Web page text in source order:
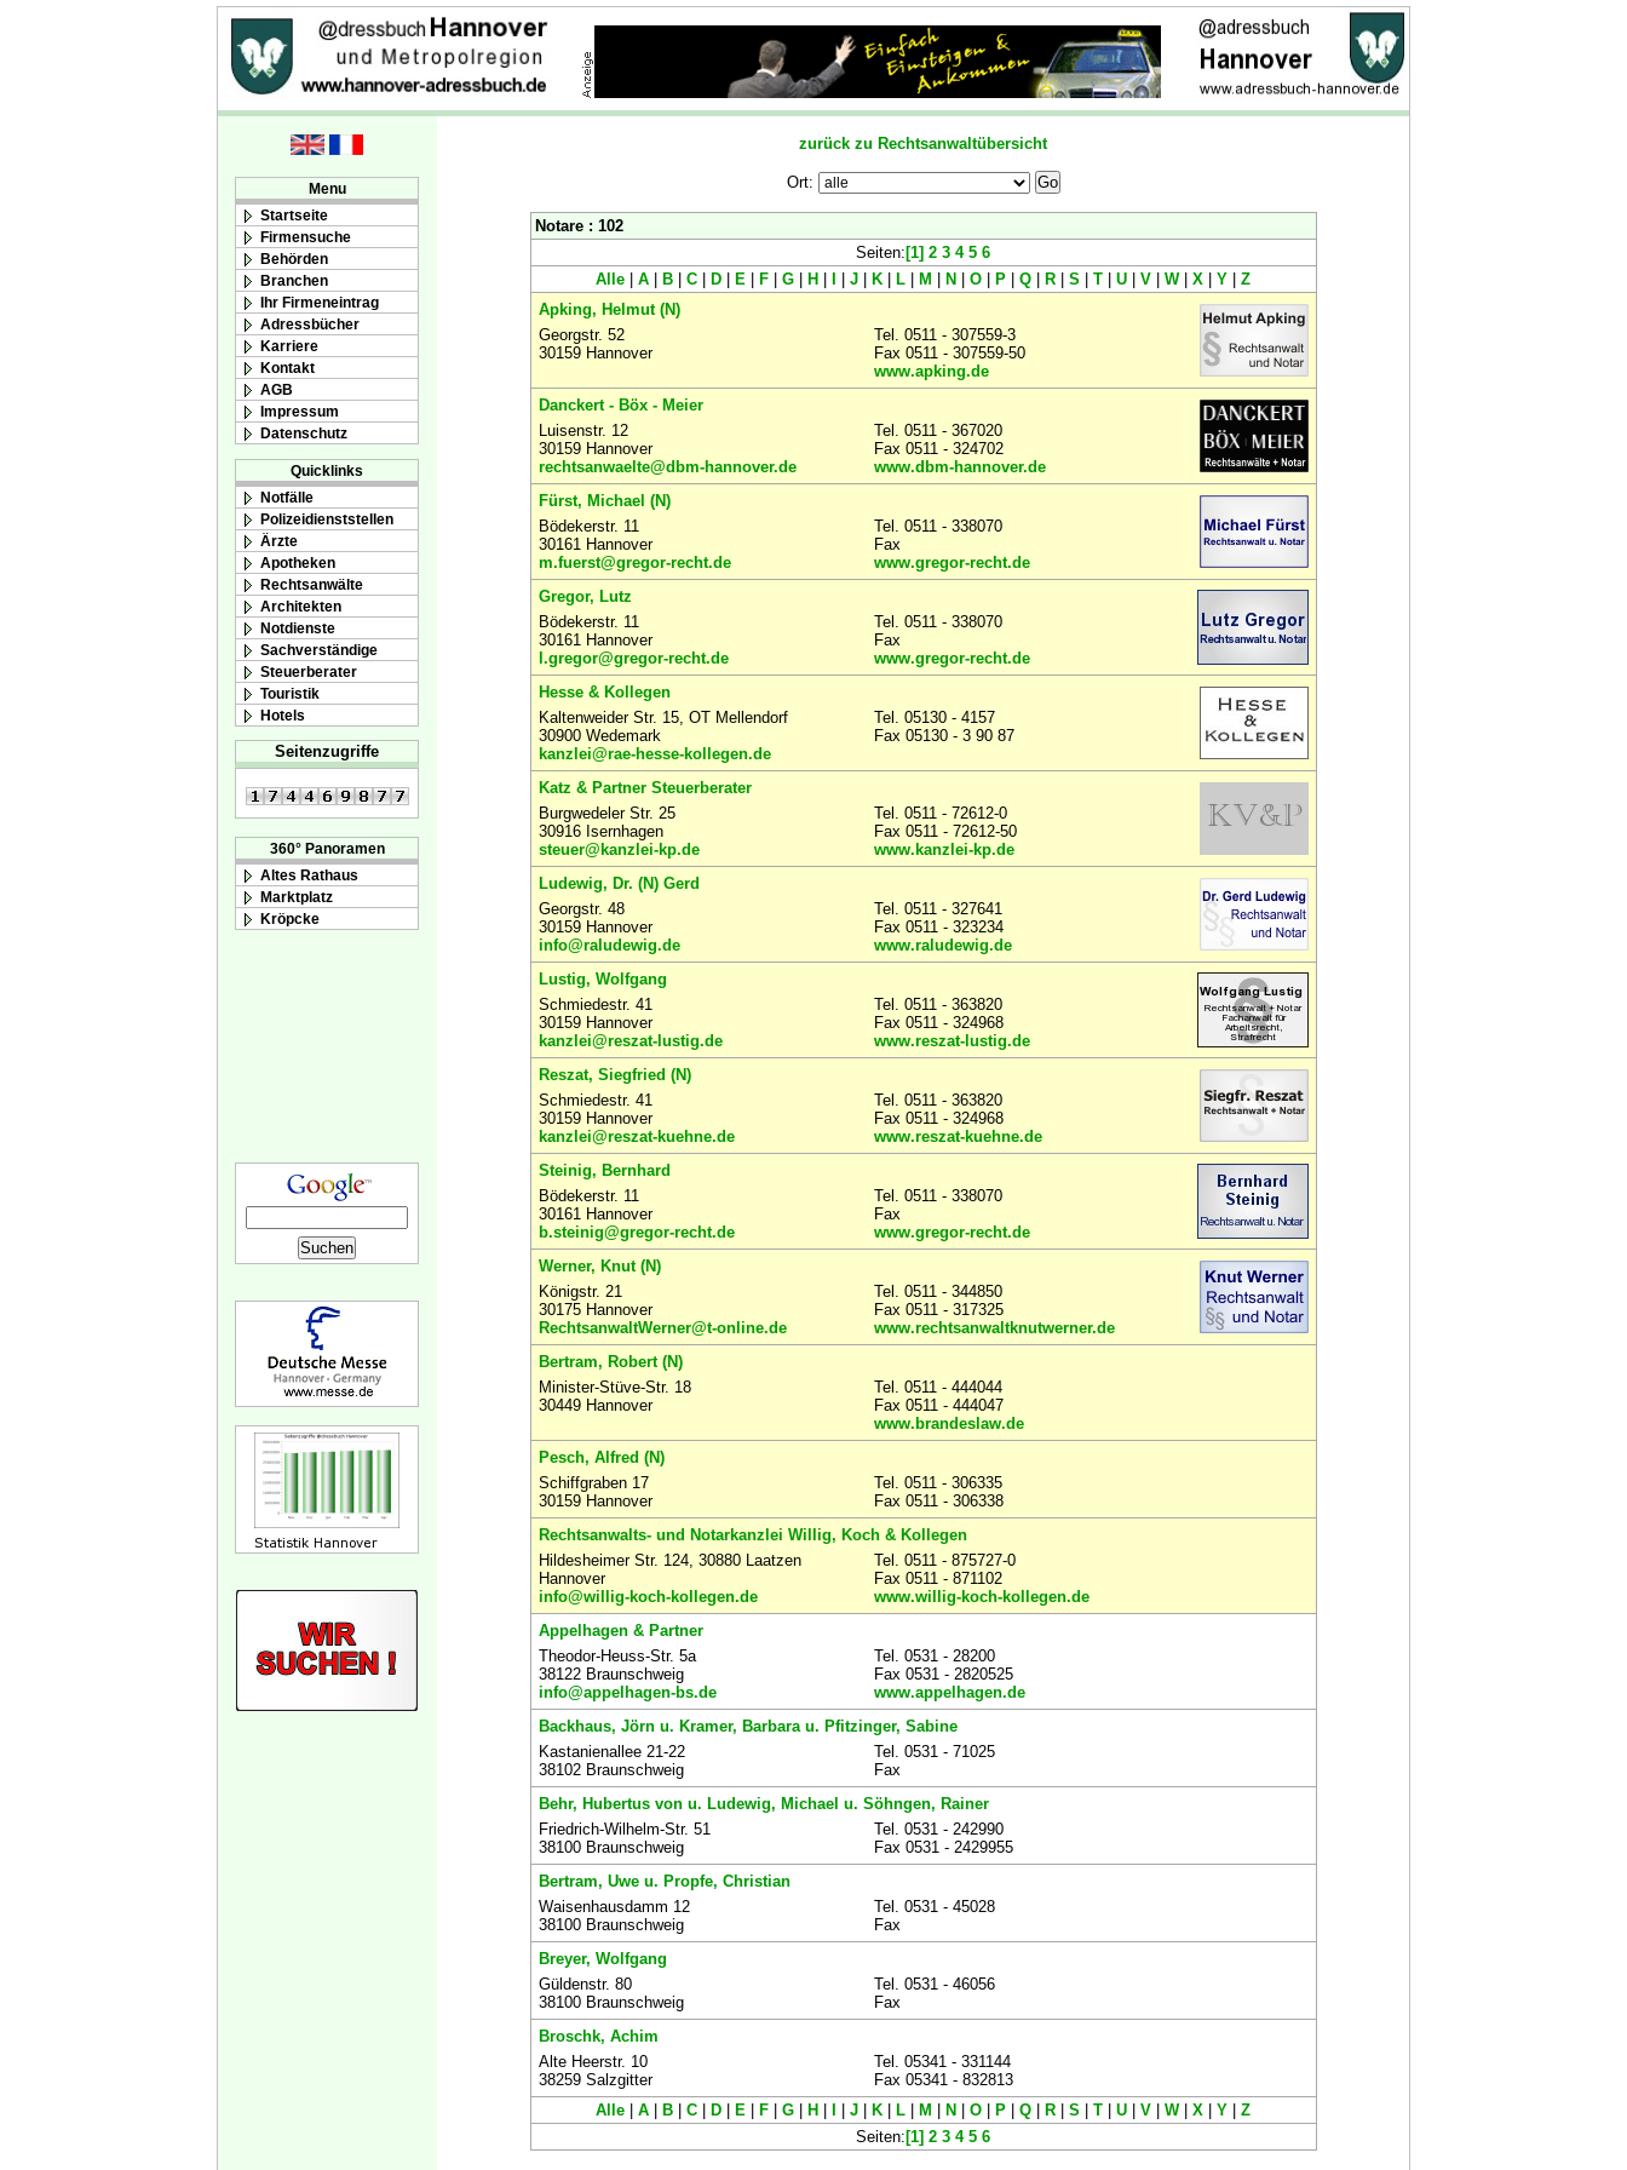
Menu
Startseite
Firmensuche
Behörden
Branchen
Ihr Firmeneintrag
Adressbücher
Karriere
Kontakt
AGB
Impressum
Datenschutz
Quicklinks
Notfälle
Polizeidienststellen
Ärzte
Apotheken
Rechtsanwälte
Architekten
Notdienste
Sachverständige
Steuerberater
Touristik
Hotels
Seitenzugriffe
360° Panoramen
Altes Rathaus
Marktplatz
Kröpcke
zurück zu Rechtsanwaltübersicht
Ort:
Notare : 102
Seiten: [1] 2 3 4 5 6
Alle
A B C D E F G H J K L M N O P Q R S T U V W| X Y
Z
Apking, Helmut (N)
Georgstr. 52
30159 Hannover
Tel. 0511 - 307559-3
Fax 0511 - 307559-50
www.apking.de
Danckert - Böx - Meier
Luisenstr. 12
30159 Hannover
rechtsanwaelte@dbm-hannover.de
Tel. 0511 - 367020
Fax 0511 - 324702
www.dbm-hannover.de
Fürst, Michael (N)
Bödekerstr. 11
30161 Hannover
m.fuerst@gregor-recht.de
Tel. 0511 - 338070
Fax
www.gregor-recht.de
Gregor, Lutz
Bödekerstr. 11
30161 Hannover
l.gregor@gregor-recht.de
Tel. 0511 - 338070
Fax
www.gregor-recht.de
Hesse & Kollegen
Kaltenweider Str. 15, OT Mellendorf
30900 Wedemark
kanzlei@rae-hesse-kollegen.de
Tel. 05130 - 4157
Fax 05130 - 3 90 87
Katz & Partner Steuerberater
Burgwedeler Str. 25
30916 Isernhagen
steuer@kanzlei-kp.de
Tel. 0511 - 72612-0
Fax 0511 - 72612-50
www.kanzlei-kp.de
Ludewig, Dr. (N) Gerd
Georgstr. 48
30159 Hannover
info@raludewig.de
Tel. 0511 - 327641
Fax 0511 - 323234
www.raludewig.de
Lustig, Wolfgang
Schmiedestr. 41
30159 Hannover
kanzlei@reszat-lustig.de
Tel. 0511 - 363820
Fax 0511 - 324968
www.reszat-lustig.de
Reszat, Siegfried (N)
Schmiedestr. 41
30159 Hannover
kanzlei@reszat-kuehne.de
Tel. 0511 - 363820
Fax 0511 - 324968
www.reszat-kuehne.de
Steinig, Bernhard
Bödekerstr. 11
30161 Hannover
b.steinig@gregor-recht.de
Tel. 0511 - 338070
Fax
www.gregor-recht.de
Werner, Knut (N)
Königstr. 21
30175 Hannover
RechtsanwaltWerner@t-online.de
Tel. 0511 - 344850
Fax 0511 - 317325
www.rechtsanwaltknutwerner.de
Bertram, Robert (N)
Minister-Stüve-Str. 18
30449 Hannover
Tel. 0511 - 444044
Fax 0511 - 444047
www.brandeslaw.de
Pesch, Alfred (N)
Schiffgraben 17
30159 Hannover
Tel. 0511 - 306335
Fax 0511 - 306338
Rechtsanwalts- und Notarkanzlei Willig, Koch & Kollegen
Hildesheimer Str. 124, 30880 Laatzen
Hannover
info@willig-koch-kollegen.de
Tel. 0511 - 875727-0
Fax 0511 - 871102
www.willig-koch-kollegen.de
Appelhagen & Partner
Theodor-Heuss-Str. 5a
38122 Braunschweig
info@appelhagen-bs.de
Tel. 0531 - 28200
Fax 0531 - 2820525
www.appelhagen.de
Backhaus, Jörn u. Kramer, Barbara u. Pfitzinger, Sabine
Kastanienallee 21-22
38102 Braunschweig
Tel. 0531 - 71025
Fax
Behr, Hubertus von u. Ludewig, Michael u. Söhngen, Rainer
Friedrich-Wilhelm-Str. 51
38100 Braunschweig
Tel. 0531 - 242990
Fax 0531 - 2429955
Bertram, Uwe u. Propfe, Christian
Waisenhausdamm 12
38100 Braunschweig
Tel. 0531 - 45028
Fax
Breyer, Wolfgang
Güldenstr. 80
38100 Braunschweig
Tel. 0531 - 46056
Fax
Broschk, Achim
Alte Heerstr. 10
38259 Salzgitter
Tel. 05341 - 331144
Fax 05341 - 832813
Alle
A B C D E F G H J K L M N O P Q R S T U V W| X Y
Z
Seiten: [1] 2 3 4 5 6